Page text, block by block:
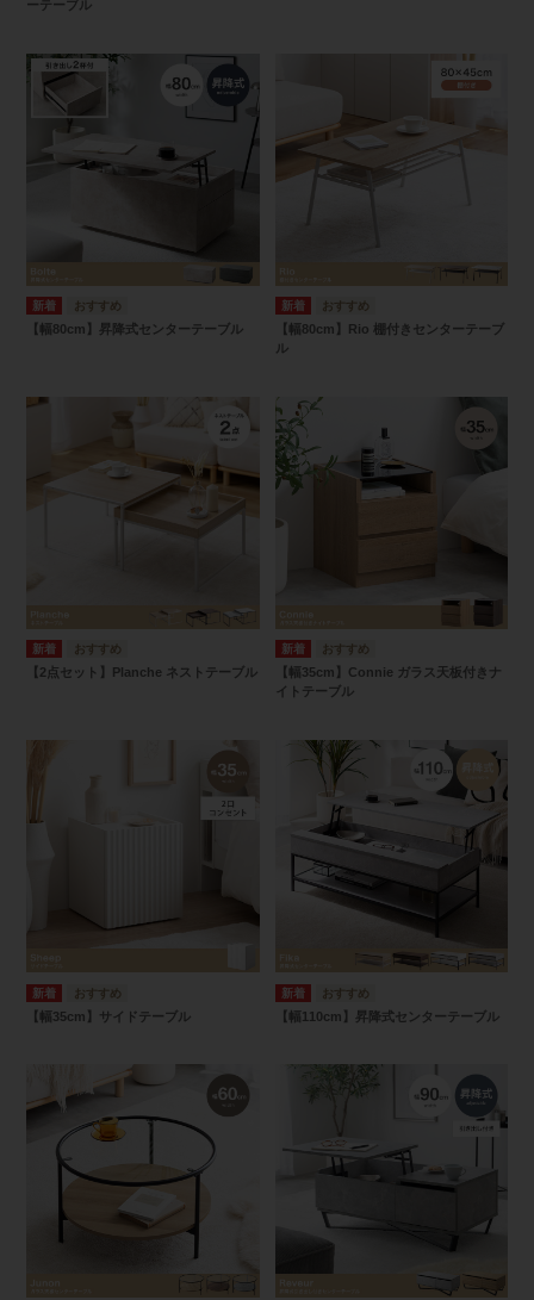
ーテーブル
【幅80cm】昇降式センターテーブル
【幅80cm】Rio 棚付きセンターテーブ
ル
【2点セット】Planche ネストテーブル
【幅35cm】Connie ガラス天板付きナ
イトテーブル
【幅35cm】サイドテーブル 【幅110cm】昇降式センターテーブル